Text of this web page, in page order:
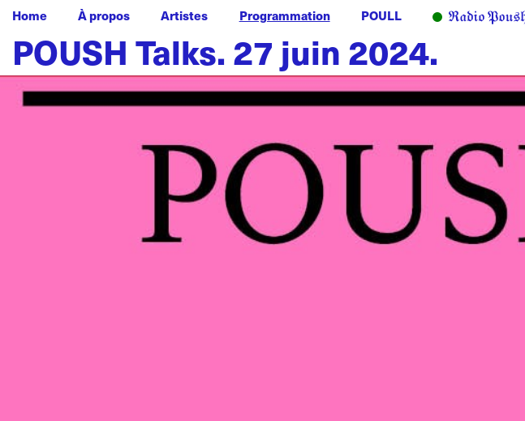
Home À propos Artistes Programmation POULL
POUSH Talks. 27 juin 2024.